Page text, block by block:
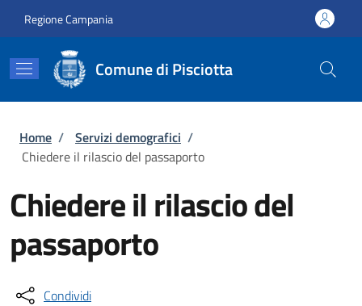
Regione Campania
Comune di Pisciotta
Briciole di pane
Home / Servizi demografici /
Chiedere il rilascio del passaporto
Chiedere il rilascio del
passaporto
Condividi